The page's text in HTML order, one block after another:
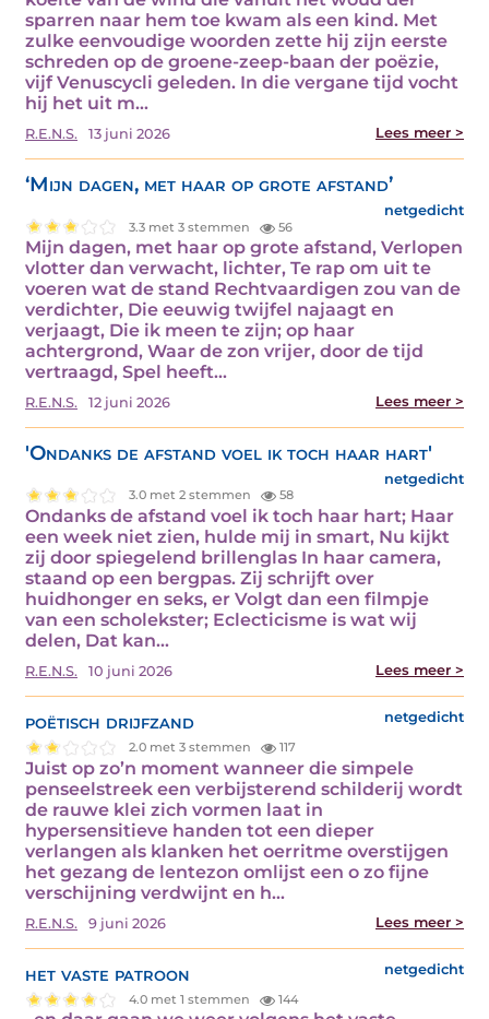
sparren naar hem toe kwam als een kind. Met
zulke eenvoudige woorden zette hij zijn eerste
schreden op de groene-zeep-baan der poëzie,
vijf Venuscycli geleden. In die vergane tijd vocht
hij het uit m...
R.E.N.S. 13 juni 2026 Lees meer >
‘Mijn dagen, met haar op grote afstand’
netgedicht
3.3 met 3 stemmen 56
Mijn dagen, met haar op grote afstand, Verlopen
vlotter dan verwacht, lichter, Te rap om uit te
voeren wat de stand Rechtvaardigen zou van de
verdichter, Die eeuwig twijfel najaagt en
verjaagt, Die ik meen te zijn; op haar
achtergrond, Waar de zon vrijer, door de tijd
vertraagd, Spel heeft...
R.E.N.S. 12 juni 2026 Lees meer >
'Ondanks de afstand voel ik toch haar hart'
netgedicht
3.0 met 2 stemmen 58
Ondanks de afstand voel ik toch haar hart; Haar
een week niet zien, hulde mij in smart, Nu kijkt
zij door spiegelend brillenglas In haar camera,
staand op een bergpas. Zij schrijft over
huidhonger en seks, er Volgt dan een filmpje
van een scholekster; Eclecticisme is wat wij
delen, Dat kan...
R.E.N.S. 10 juni 2026 Lees meer >
poëtisch drijfzand netgedicht
2.0 met 3 stemmen 117
Juist op zo’n moment wanneer die simpele
penseelstreek een verbijsterend schilderij wordt
de rauwe klei zich vormen laat in
hypersensitieve handen tot een dieper
verlangen als klanken het oerritme overstijgen
het gezang de lentezon omlijst een o zo fijne
verschijning verdwijnt en h...
R.E.N.S. 9 juni 2026 Lees meer >
het vaste patroon netgedicht
4.0 met 1 stemmen 144